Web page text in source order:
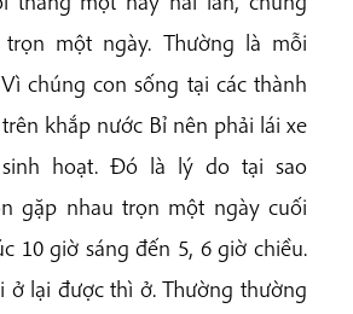
một ngày. Thường là mỗi
chúng con sống tại các thành
khắp nước Bỉ nên phải lái xe
hoạt. Đó là lý do tại sao
gặp nhau trọn một ngày cuối
10 giờ sáng đến 5, 6 giờ chiều.
ở lại được thì ở. Thường thường